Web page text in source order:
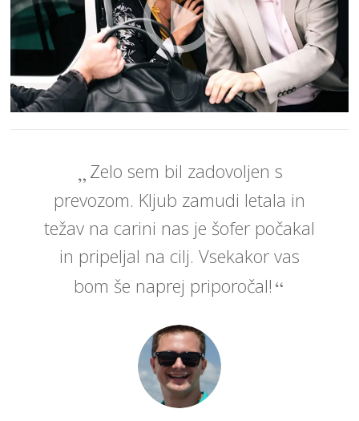
Zelo sem bil zadovoljen s
prevozom. Kljub zamudi letala in
težav na carini nas je šofer počakal
in pripeljal na cilj. Vsekakor vas
bom še naprej priporočal!